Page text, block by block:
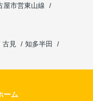
屋市営東山線
古見
知多半田
ーム